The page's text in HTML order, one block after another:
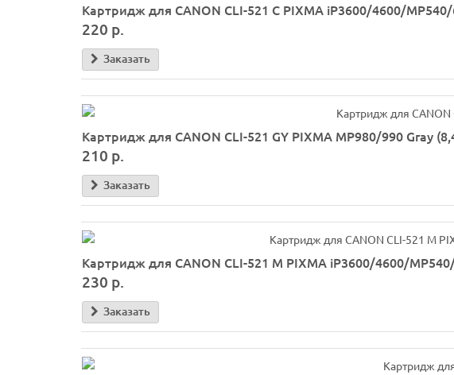
Картридж для CANON CLI-521 C PIXMA iP3600/4600/
220 р.
Заказать
Картридж для CANON CLI-521 GY PIXMA MP980/990 Gray
210 р.
Заказать
Картридж для CANON CLI-521 M PIXMA iP3600/4600/
230 р.
Заказать